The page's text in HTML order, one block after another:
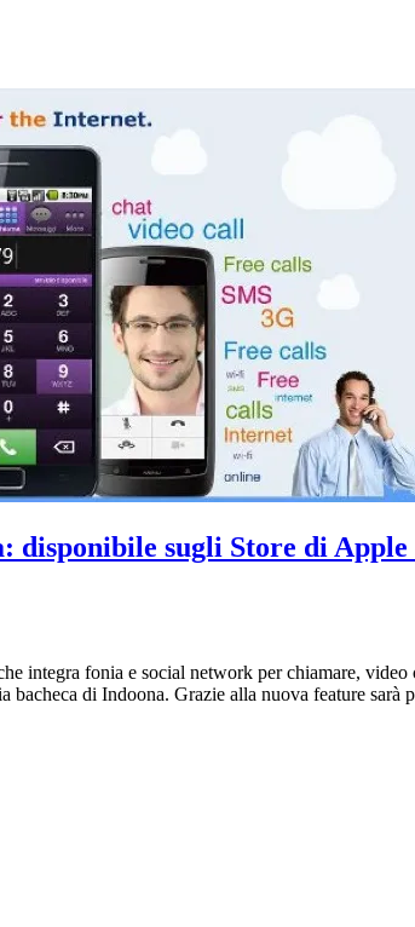
sugli Store di
integra fonia e social network per chiamare,
bacheca di Indoona. Grazie alla nuova feature